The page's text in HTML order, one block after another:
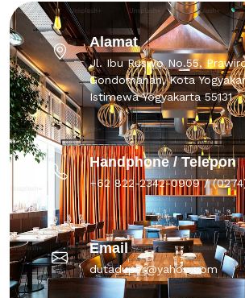
Alamat
Jl. Ibu Ruswo No.55,
Gondomanan, Kota
Istimewa Yogyakarta 55131
Handphone / Telepon
+62 822-2342-0909 /
Email
dutaduper@yahoo.com